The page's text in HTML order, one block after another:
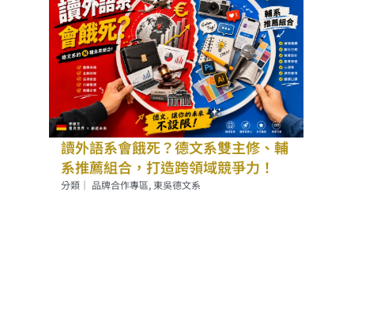
讀外語系會餓死？德文系雙主修、輔
系推薦組合，打造跨領域競爭力！
分類｜ 品牌合作專區,東吳德文系